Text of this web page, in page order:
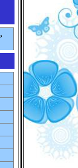
,